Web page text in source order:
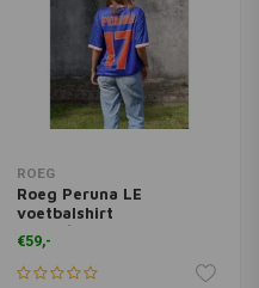
ROEG
Roeg Peruna LE
voetbalshirt
blauw/oranje
€59,-